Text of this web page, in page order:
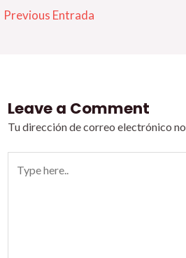
Previous Entrada
Leave a Comment
Tu dirección de correo electrónico
here..